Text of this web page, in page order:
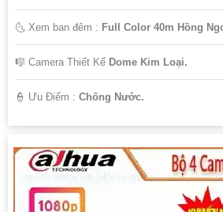
🌜 Xem ban đêm : Full Color 40m Hồng
🎼️ Camera Thiết Kế Dome Kim Loại.
️👮 Ưu Điểm : Chống Nước.